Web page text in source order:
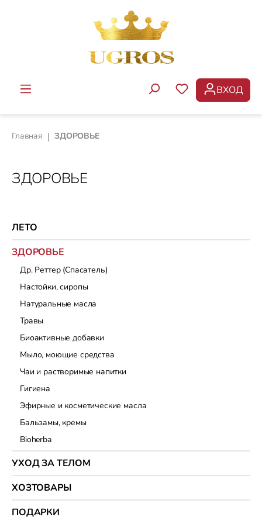
Перейти к основному содержанию
У ВАС ЕСТЬ
ВХОД
Главная | ЗДОРОВЬЕ
ЗДОРОВЬЕ
ЛЕТО
ЗДОРОВЬЕ
Др. Реттер (Спасатель)
Настойки, сиропы
Натуральные масла
Травы
Биоактивные добавки
Мыло, моющие средства
Чаи и растворимые напитки
Гигиена
Эфирные и косметические масла
Бальзамы, кремы
Bioherba
УХОД ЗА ТЕЛОМ
ХОЗТОВАРЫ
ПОДАРКИ